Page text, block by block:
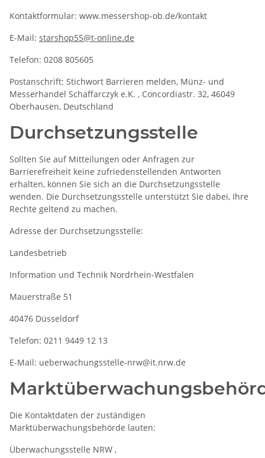
Kontaktformular: www.messershop-ob.de/kontakt
E-Mail: starshop55@t-online.de
Telefon: 0208 805605
Postanschrift: Stichwort Barrieren melden, Münz- und
Messerhandel Schaffarczyk e.K. , Concordiastr. 32, 46049
Oberhausen, Deutschland
Durchsetzungsstelle
Sollten Sie auf Mitteilungen oder Anfragen zur
Barrierefreiheit keine zufriedenstellenden Antworten
erhalten, können Sie sich an die Durchsetzungsstelle
wenden. Die Durchsetzungsstelle unterstützt Sie dabei, Ihre
Rechte geltend zu machen.
Adresse der Durchsetzungsstelle:
Landesbetrieb
Information und Technik Nordrhein-Westfalen
Mauerstraße 51
40476 Düsseldorf
Telefon: 0211 9449 12 13
E-Mail: ueberwachungsstelle-nrw@it.nrw.de
Die Kontaktdaten der zuständigen
Marktüberwachungsbehörde lauten:
Überwachungsstelle NRW ,